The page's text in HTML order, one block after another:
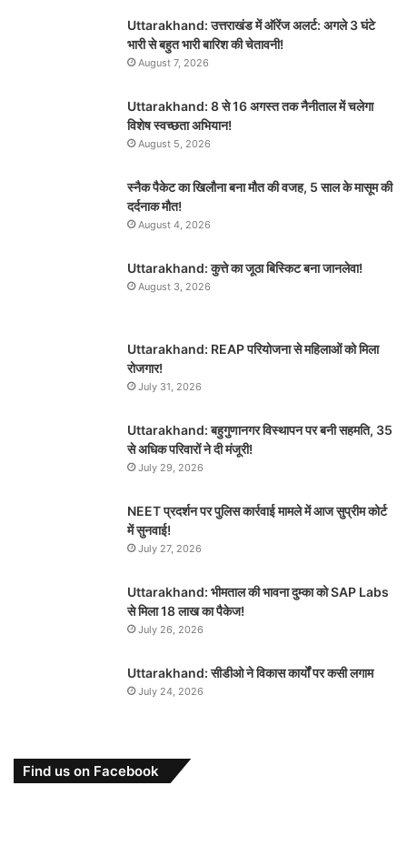
Uttarakhand: उत्तराखंड में ऑरेंज अलर्ट: अगले 3 घंटे
भारी से बहुत भारी बारिश की चेतावनी!
August 7, 2026
Uttarakhand: 8 से 16 अगस्त तक नैनीताल में चलेगा
विशेष स्वच्छता अभियान!
August 5, 2026
स्नैक पैकेट का खिलौना बना मौत की वजह, 5 साल के मासूम की
दर्दनाक मौत!
August 4, 2026
Uttarakhand: कुत्ते का जूठा बिस्किट बना जानलेवा!
August 3, 2026
Uttarakhand: REAP परियोजना से महिलाओं को मिला
रोजगार!
July 31, 2026
Uttarakhand: बहुगुणानगर विस्थापन पर बनी सहमति, 35
से अधिक परिवारों ने दी मंजूरी!
July 29, 2026
NEET प्रदर्शन पर पुलिस कार्रवाई मामले में आज सुप्रीम कोर्ट
में सुनवाई!
July 27, 2026
Uttarakhand: भीमताल की भावना दुम्का को SAP Labs
से मिला 18 लाख का पैकेज!
July 26, 2026
Uttarakhand: सीडीओ ने विकास कार्यों पर कसी लगाम
July 24, 2026
Find us on Facebook